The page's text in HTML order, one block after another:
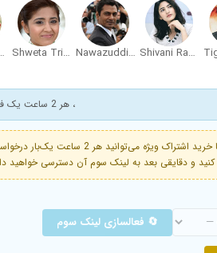
Shivani Raghuvanshi
Nawazuddin Siddiqui
Shweta Tripathi
، هر 2 ساعت یک فیلم برای یک کاربر ویژه
فعال است. با خرید اشتراک ویژه می‌توانید
🔄 فعالسازی لینک سوم